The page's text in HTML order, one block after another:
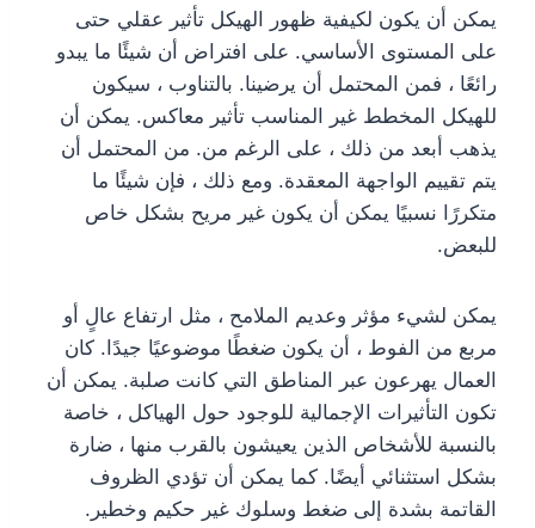
يمكن أن يكون لكيفية ظهور الهيكل تأثير عقلي حتى
على المستوى الأساسي. على افتراض أن شيئًا ما يبدو
رائعًا ، فمن المحتمل أن يرضينا. بالتناوب ، سيكون
للهيكل المخطط غير المناسب تأثير معاكس. يمكن أن
يذهب أبعد من ذلك ، على الرغم من. من المحتمل أن
يتم تقييم الواجهة المعقدة. ومع ذلك ، فإن شيئًا ما
متكررًا نسبيًا يمكن أن يكون غير مريح بشكل خاص
للبعض.
يمكن لشيء مؤثر وعديم الملامح ، مثل ارتفاع عالٍ أو
مربع من الفوط ، أن يكون ضغطًا موضوعيًا جيدًا. كان
العمال يهرعون عبر المناطق التي كانت صلبة. يمكن أن
تكون التأثيرات الإجمالية للوجود حول الهياكل ، خاصة
بالنسبة للأشخاص الذين يعيشون بالقرب منها ، ضارة
بشكل استثنائي أيضًا. كما يمكن أن تؤدي الظروف
القاتمة بشدة إلى ضغط وسلوك غير حكيم وخطير.